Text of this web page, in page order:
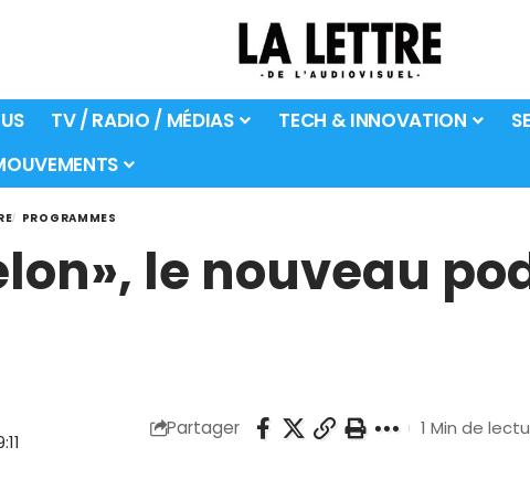
TV / RADIO / MÉDIAS TECH & INNOVATION
PROGRAMMES
le nouveau
Partager 1 Min de